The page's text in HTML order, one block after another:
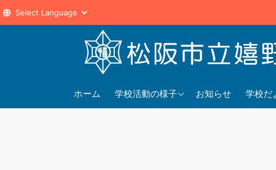
へ
ホーム 学校活動の様子
2025年度
お知らせ 学校だ
2025